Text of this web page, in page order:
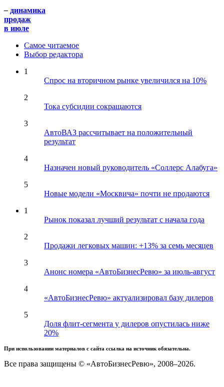
– динамика
продаж
в июле
Самое читаемое
Выбор редактора
1
Спрос на вторичном рынке увеличился на 10%
2
Тока субсидии сокращаются
3
АвтоВАЗ рассчитывает на положительный
результат
4
Назначен новый руководитель «Соллерс Алабуга»
5
Новые модели «Москвича» почти не продаются
1
Рынок показал лучший результат с начала года
2
Продажи легковых машин: +13% за семь месяцев
3
Анонс номера «АвтоБизнесРевю» за июль-август
4
«АвтоБизнесРевю» актуализировал базу дилеров
5
Доля флит-сегмента у дилеров опустилась ниже
20%
При использовании материалов с сайта ссылка на источник обязательна.
Все права защищены © «АвтоБизнесРевю», 2008–2026.